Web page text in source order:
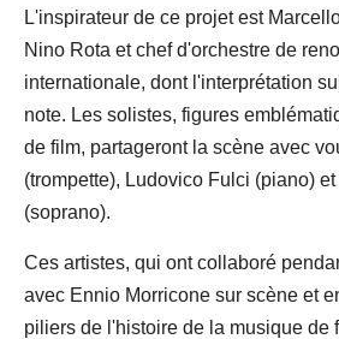
L'inspirateur de ce projet est
Nino Rota et chef d'orchestre de
internationale, dont l'interprétation
note. Les solistes, figures
de film, partageront la scène avec
(trompette), Ludovico Fulci (piano)
(soprano).
Ces artistes, qui ont collaboré
avec Ennio Morricone sur scène et
piliers de l'histoire de la musique de